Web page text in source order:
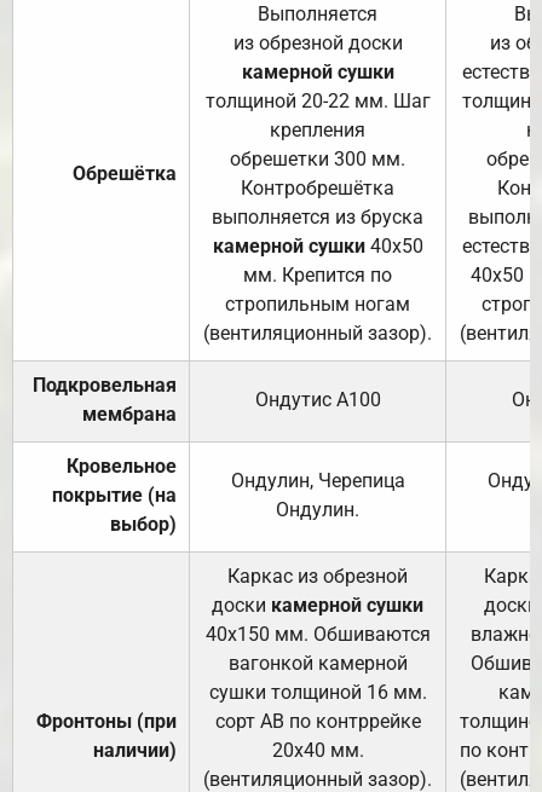
Обрешётка
Выполняется
из обрезной доски
камерной сушки
толщиной 20-22 мм. Шаг
крепления
обрешетки 300 мм.
Контробрешётка
выполняется из бруска
камерной сушки40х50
мм. Крепится по
стропильным ногам
(вентиляционный зазор).
из
40х50
Подкровельная
мембрана
Ондутис А100
Кровельное
покрытие (на
выбор)
Ондулин, Черепица
Ондулин.
Фронтоны (при
наличии)
Каркас из обрезной
доски камерной сушки
40х150 мм. Обшиваются
вагонкой камерной
сушки толщиной 16 мм.
сорт АВ по контррейке
20х40 мм.
(вентиляционный зазор).
доски
по